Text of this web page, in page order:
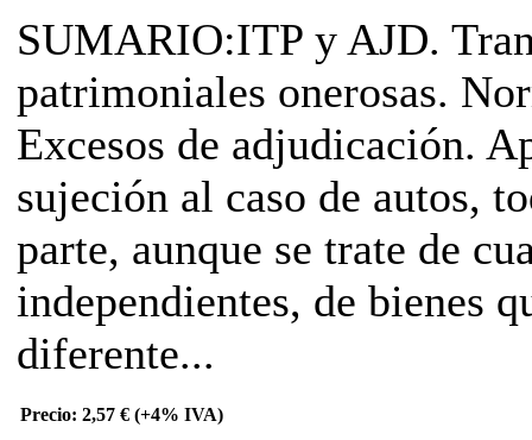
SUMARIO:ITP y AJD.
patrimoniales onerosas.
Excesos de adjudicación.
sujeción al caso de autos,
parte, aunque se trate de
independientes, de bienes
diferente...
Precio: 2,57 € (+4% IVA)